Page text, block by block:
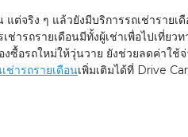
แต่จริง ๆ แล้วยังมีบริการรถเช่ารายเ
ารถรายเดือนมีทั้งผู้เช่าเพื่อไปเที่ยว
ซื้อรถใหม่ให้วุ่นวาย ยังช่วยลดค่าใช้
ช่ารถรายเดือนเพิ่มเติมได้ที่ Drive